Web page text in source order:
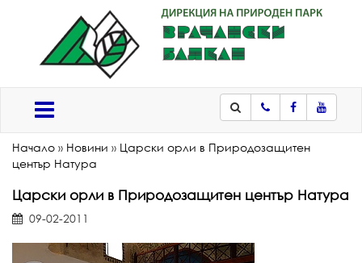
ТелефонFacebook
Начало » Новини » Царски орли в Природозащитен
център Натура
Царски орли в Природозащитен център Натура
09-02-2011